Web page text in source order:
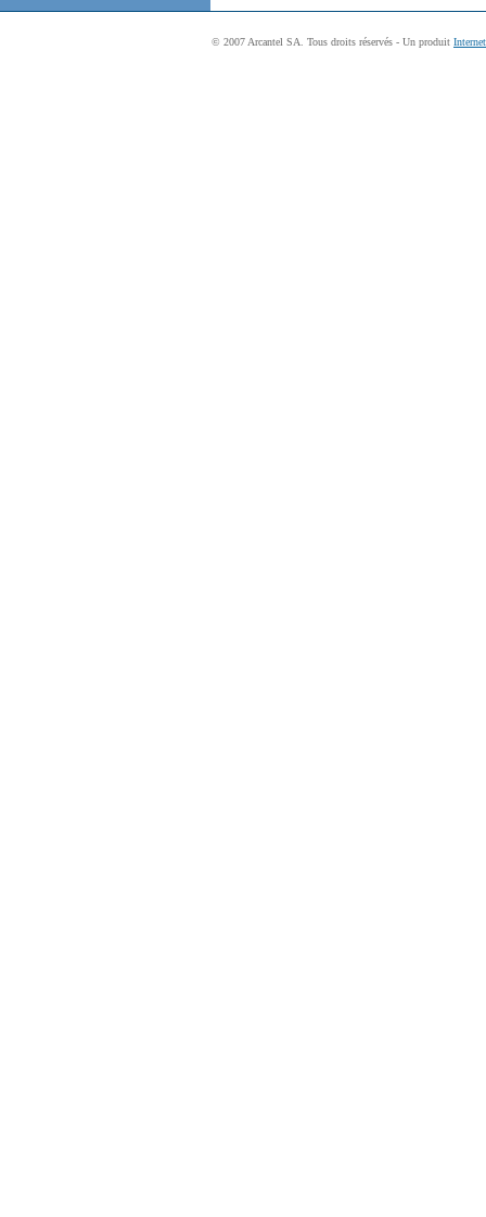
© 2007 Arcantel SA. Tous droits réservés - Un produit